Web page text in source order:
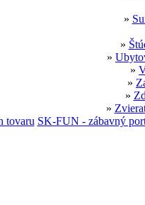
»
»
»
»
»
»
»
tovaru SK-FUN - zábavný